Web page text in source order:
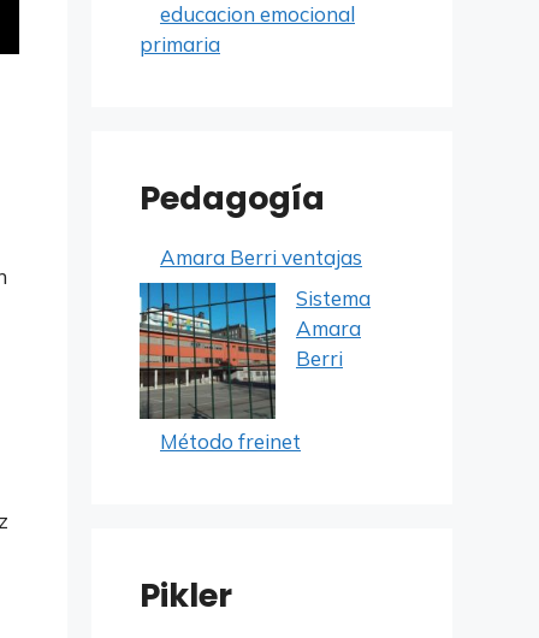
educacion emocional
primaria
Pedagogía
Amara Berri ventajas
Sistema
Amara
Berri
Método freinet
Pikler